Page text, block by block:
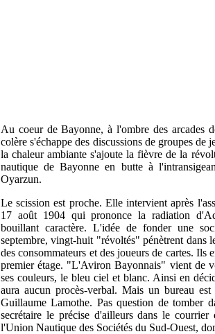
Au coeur de Bayonne, à l'ombre des arcades
colère s'échappe des discussions de groupes
la chaleur ambiante s'ajoute la fièvre de la
nautique de Bayonne en butte à
Oyarzun.
Le scission est proche. Elle intervient après
17 août 1904 qui prononce la radiation
bouillant caractère. L'idée de fonder une
septembre, vingt-huit "révoltés" pénètrent dans
des consommateurs et des joueurs de cartes.
premier étage. "L'Aviron Bayonnais" vient de
ses couleurs, le bleu ciel et blanc. Ainsi en
aura aucun procès-verbal. Mais un bureau
Guillaume Lamothe. Pas question de
secrétaire le précise d'ailleurs dans le
l'Union Nautique des Sociétés du Sud-Ouest,